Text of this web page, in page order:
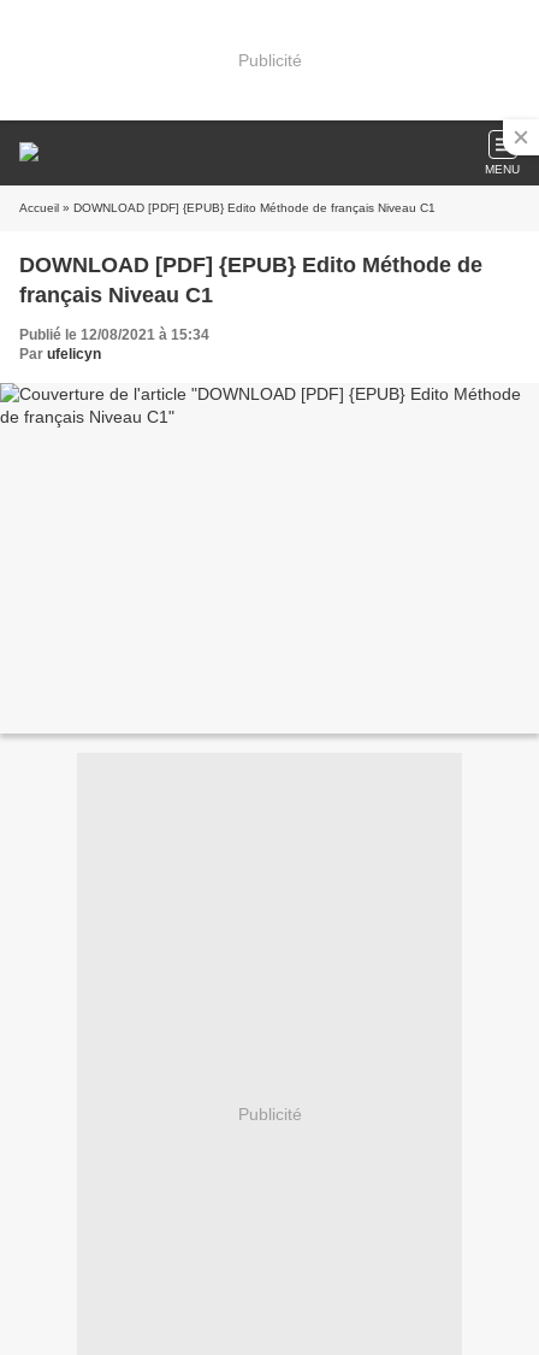
Publicité
MENU
Accueil » DOWNLOAD [PDF] {EPUB} Edito Méthode de français Niveau C1
DOWNLOAD [PDF] {EPUB} Edito Méthode de
français Niveau C1
Publié le 12/08/2021 à 15:34
Par ufelicyn
Publicité